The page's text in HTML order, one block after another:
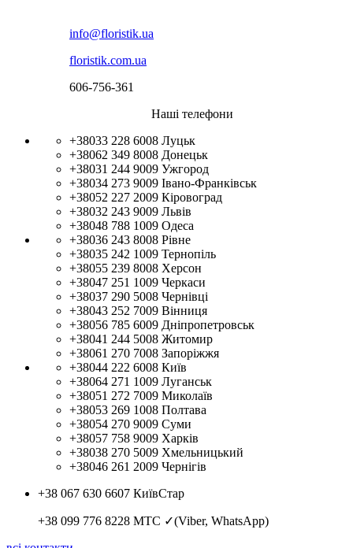
info@floristik.ua
floristik.com.ua
606-756-361
Наші телефони
+38033 228 6008 Луцьк
+38062 349 8008 Донецьк
+38031 244 9009 Ужгород
+38034 273 9009 Івано-Франківськ
+38052 227 2009 Кіровоград
+38032 243 9009 Львів
+38048 788 1009 Одеса
+38036 243 8008 Рівне
+38035 242 1009 Тернопіль
+38055 239 8008 Херсон
+38047 251 1009 Черкаси
+38037 290 5008 Чернівці
+38043 252 7009 Вінниця
+38056 785 6009 Дніпропетровськ
+38041 244 5008 Житомир
+38061 270 7008 Запоріжжя
+38044 222 6008 Київ
+38064 271 1009 Луганськ
+38051 272 7009 Миколаїв
+38053 269 1008 Полтава
+38054 270 9009 Суми
+38057 758 9009 Харків
+38038 270 5009 Хмельницький
+38046 261 2009 Чернігів
+38 067 630 6607 КиївСтар
+38 099 776 8228 МТС ✓(Viber, WhatsApp)